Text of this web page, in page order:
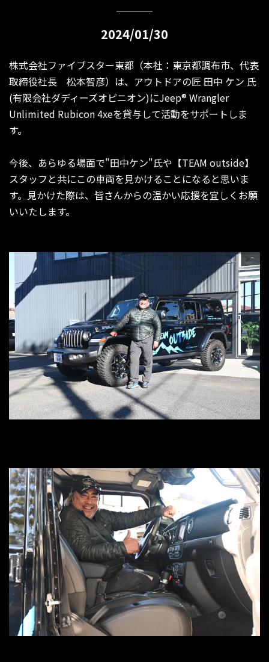
2024/01/30
株式会社ファイブスター東都（本社：東京都調布市、代表
取締役社長 松本智彦）は、アウトドアの匠 田中 ケン 氏
(有限会社ダディーズオピニオン)にJeep® Wrangler
Unlimited Rubicon 4xeを貸与して活動をサポートしま
す。
今後、あらゆる場面で"田中ケン"氏や【TEAM outside】
スタッフと共にこの車両を見かけることになると思いま
す。見かけた際は、皆さんからの温かい応援を宜しくお願
いいたします。